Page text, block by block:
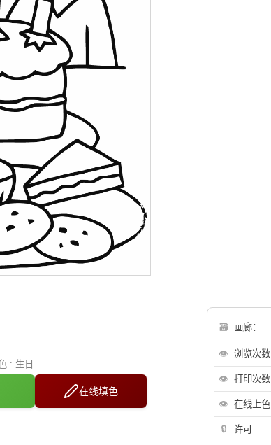
: 生日
在线填色
🗃 画廊：
👁 浏览次数
👁 打印次数
👁 在线上色
🔒 许可